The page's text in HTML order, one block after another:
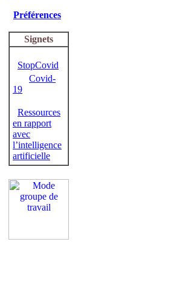
Préférences
Signets
StopCovid
Covid-
19
Ressources
en rapport
avec
l’intelligence
artificielle